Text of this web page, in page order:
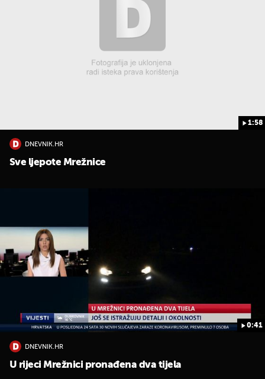
1:58
DNEVNIK.HR
Sve ljepote Mrežnice
0:41
DNEVNIK.HR
U rijeci Mrežnici pronađena dva tijela